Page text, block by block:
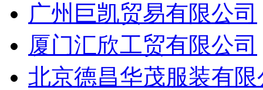
广州巨凯贸易有限公司
厦门汇欣工贸有限公司
北京德昌华茂服装有限